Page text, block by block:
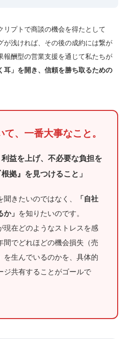
リプトで商談の機会を得たとして
が浅ければ、その後の成約には繋が
報酬型の営業支援を通じて私たちが
耳」を開き、信頼を勝ち取るための
て、一番大事なこと。
利益を上げ、不必要な負担を
拠』を見つけること」
きたいのではなく、
「自社
」 を知りたいのです。
現在どのようなストレスを感
間でどれほどの機会損失（売
を生んでいるのかを、具体的
ジ共有することがゴールで